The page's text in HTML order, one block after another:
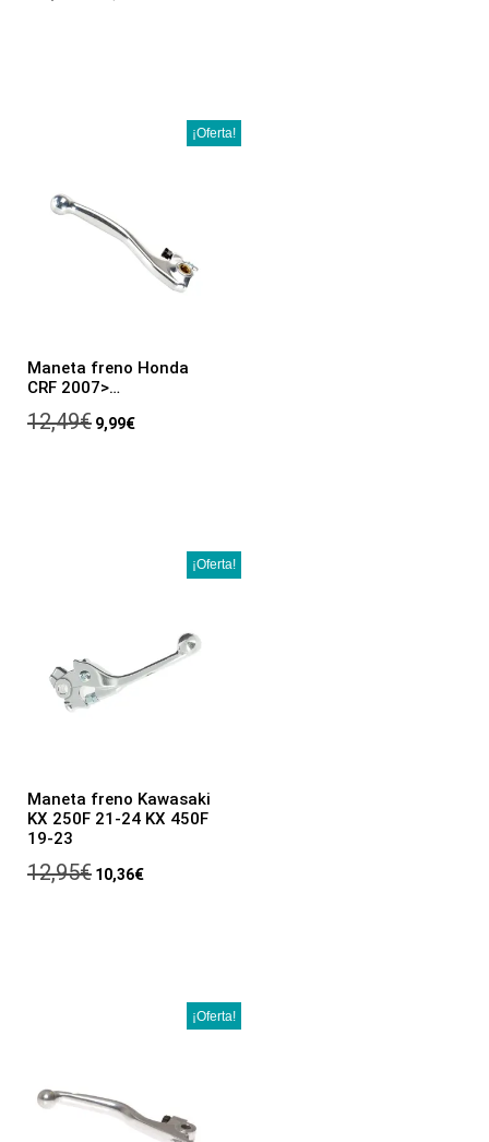
¡Oferta!
Maneta freno Honda
CRF 2007>…
12,49€ 9,99€
¡Oferta!
Maneta freno Kawasaki
KX 250F 21-24 KX 450F
19-23
12,95€ 10,36€
¡Oferta!